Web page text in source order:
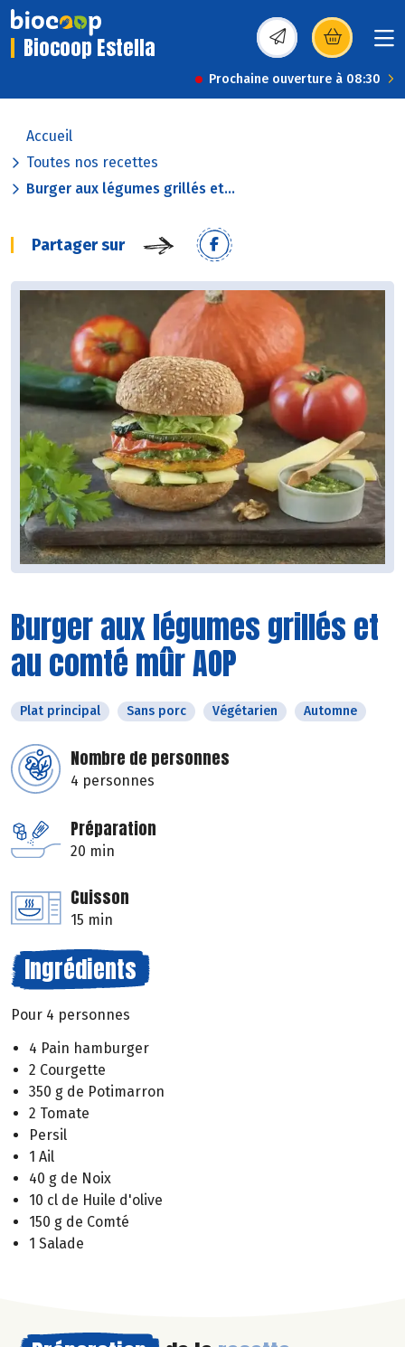
Biocoop Estella (s’ouvre dans une
Prochaine ouverture à 08:30
Accueil
Toutes nos recettes
Burger aux légumes grillés et...
Partager sur
Burger aux légumes grillés et
au comté mûr AOP
Plat principal Sans porc Végétarien Automne
Nombre de personnes
4 personnes
Préparation
20 min
Cuisson
15 min
Ingrédients
Pour 4 personnes
4 Pain hamburger
2 Courgette
350 g de Potimarron
2 Tomate
Persil
1 Ail
40 g de Noix
10 cl de Huile d'olive
150 g de Comté
1 Salade